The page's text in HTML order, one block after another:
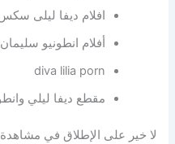
افلام ديفا ليلى
أفلام انطونيو
diva lilia porn
مقطع ديفا ليلي
لا خير على الإطلاق في مشاهدة